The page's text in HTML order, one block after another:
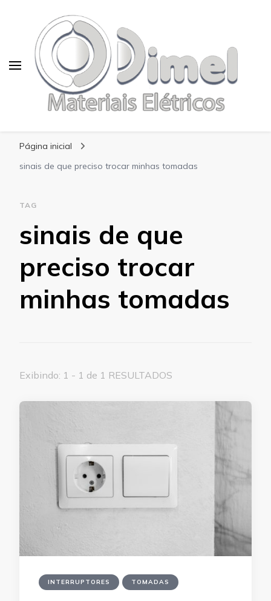
Página inicial
sinais de que preciso trocar minhas tomadas
TAG
sinais de que
preciso trocar
minhas tomadas
Exibindo: 1 - 1 de 1 RESULTADOS
INTERRUPTORES TOMADAS